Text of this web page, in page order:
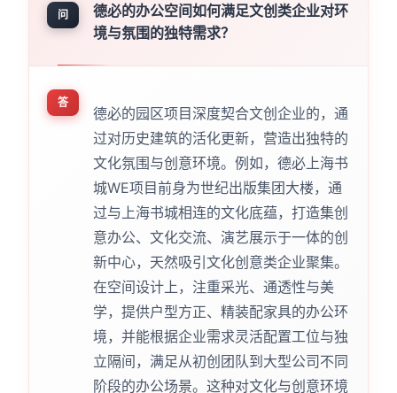
问
德必的办公空间如何满足文创类企业对环
境与氛围的独特需求？
答
德必的园区项目深度契合文创企业的，通
过对历史建筑的活化更新，营造出独特的
文化氛围与创意环境。例如，德必上海书
城WE项目前身为世纪出版集团大楼，通
过与上海书城相连的文化底蕴，打造集创
意办公、文化交流、演艺展示于一体的创
新中心，天然吸引文化创意类企业聚集。
在空间设计上，注重采光、通透性与美
学，提供户型方正、精装配家具的办公环
境，并能根据企业需求灵活配置工位与独
立隔间，满足从初创团队到大型公司不同
阶段的办公场景。这种对文化与创意环境